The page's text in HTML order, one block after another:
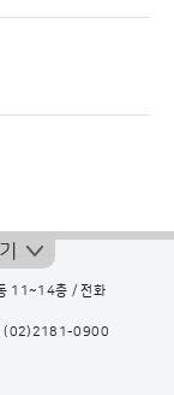
11~14층 / 전화
(02)2181-0900